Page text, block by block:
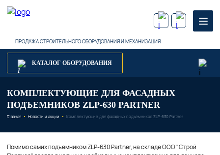
ПРОДАЖА СТРОИТЕЛЬНОГО ОБОРУДОВАНИЯ И МЕХАНИЗАЦИЯ
КАТАЛОГ ОБОРУДОВАНИЯ
КОМПЛЕКТУЮЩИЕ ДЛЯ ФАСАДНЫХ
ПОДЪЕМНИКОВ ZLP-630 PARTNER
Главная Новости и акции Комплектующие для фасадных подъемников ZLP-630 Partner
Помимо самих подъемником ZLP-630 Partner, на складе ООО "Строй